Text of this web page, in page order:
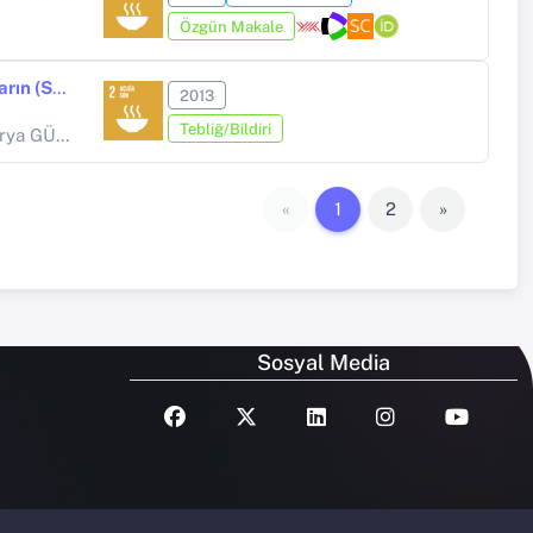
Özgün Makale
Farklı Oranlarda Yağ İçeren ve Ulva Unu İlave Edilen Yemlerin Çipuraların (Sparus aurata) Büyüme Performansı Üzerine Etkileri
GÜROY
2013
Tebliğ/Bildiri
« 1 2 »
Sosyal Media